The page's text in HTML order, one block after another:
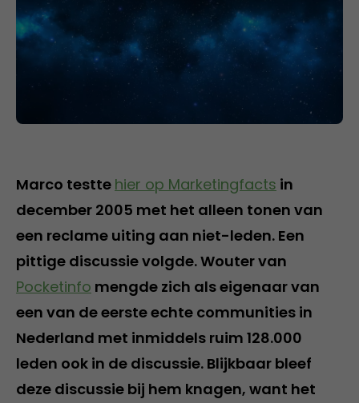
Marco testte hier op Marketingfacts in
december 2005 met het alleen tonen van
een reclame uiting aan niet-leden. Een
pittige discussie volgde. Wouter van
Pocketinfo mengde zich als eigenaar van
een van de eerste echte communities in
Nederland met inmiddels ruim 128.000
leden ook in de discussie. Blijkbaar bleef
deze discussie bij hem knagen, want het